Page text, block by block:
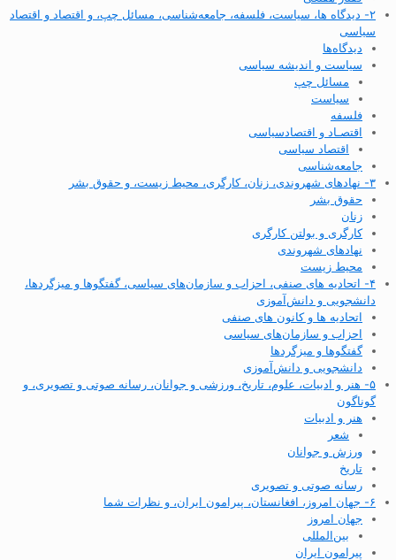
۲- دیدگاه ها، سیاست، فلسفه، جامعه‌شناسی، مسائل چپ، و اقتصاد و اقتصاد
سیاسی
دیدگاه‌ها
سیاست و اندیشه سیاسی
مسائل چپ
سیاست
فلسفه
اقتصـاد و اقتصاد‌سیاسی
اقتصاد سیاسی
جامعه‌شناسی
۳- نهادهای شهروندی، زنان، کارگری، محیط زیست، و حقوق بشر
حقوق بشر
زنان
کارگری و بولتن کارگری
نهادهای شهروندی
محیط زیست
۴- اتحادیه های صنفی، احزاب و سازمان‌های سیاسی، گفتگوها و میزگردها،
دانشجویی و دانش‌آموزی
اتحادیه ها و کانون های صنفی
احزاب و سازمان‌های سیاسی
گفتگوها و میزگردها
دانشجویی و دانش‌آموزی
۵- هنر و ادبیات، علوم، تاریخ، ورزشی و جوانان، رسانه صوتی و تصویری، و
گوناگون
هنر و ادبیات
شعر
ورزش و جوانان
تاریخ
رسانه صوتی و تصویری
۶- جهان امروز، افغانستان، پیرامون ایران، و نظرات شما
جهان امروز
بین‌المللی
پیرامون ایران